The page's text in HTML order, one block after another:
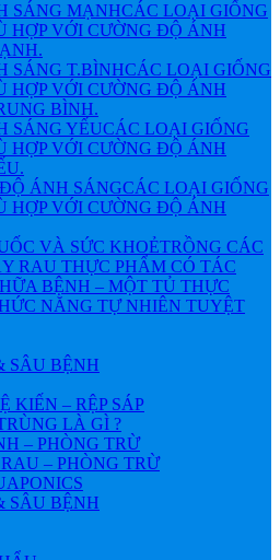
SÁNG MẠNHCÁC LOẠI GIỐNG
HỢP VỚI CƯỜNG ĐỘ ÁNH
SÁNG T.BÌNHCÁC LOẠI GIỐNG
HỢP VỚI CƯỜNG ĐỘ ÁNH
BÌNH.
SÁNG YẾUCÁC LOẠI GIỐNG
HỢP VỚI CƯỜNG ĐỘ ÁNH
ÁNH SÁNGCÁC LOẠI GIỐNG
HỢP VỚI CƯỜNG ĐỘ ÁNH
VÀ SỨC KHOẺTRỒNG CÁC
RAU THỰC PHẨM CÓ TÁC
BỆNH – MỘT TỦ THỰC
NĂNG TỰ NHIÊN TUYỆT
SÂU BỆNH
KIẾN – RỆP SÁP
LÀ GÌ ?
– PHÒNG TRỪ
– PHÒNG TRỪ
SÂU BỆNH